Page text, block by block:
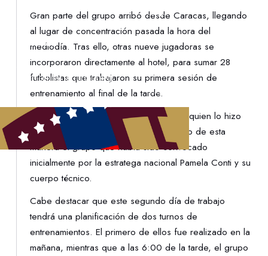
DENUNCIAS
PROTECCIÓN DE LA INFANCIA
Gran parte del grupo arribó desde Caracas, llegando
al lugar de concentración pasada la hora del
mediodía. Tras ello, otras nueve jugadoras se
incorporaron directamente al hotel, para sumar 28
futbolistas que trabajaron su primera sesión de
entrenamiento al final de la tarde.
La última en instalarse fue Albanis Ríos, quien lo hizo
este martes 28 de febrero, completando de esta
manera el grupo que había sido convocado
inicialmente por la estratega nacional Pamela Conti y su
cuerpo técnico.
Cabe destacar que este segundo día de trabajo
tendrá una planificación de dos turnos de
entrenamientos. El primero de ellos fue realizado en la
mañana, mientras que a las 6:00 de la tarde, el grupo